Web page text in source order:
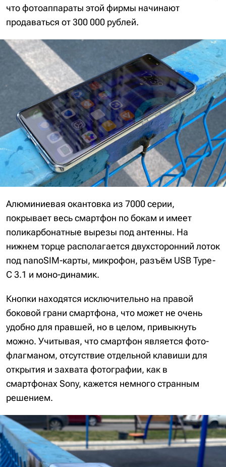
что фотоаппараты этой фирмы начинают
продаваться от 300 000 рублей.
Алюминиевая окантовка из 7000 серии,
покрывает весь смартфон по бокам и имеет
поликарбонатные вырезы под антенны. На
нижнем торце располагается двухсторонний лоток
под nanoSIM-карты, микрофон, разъём USB Type-
C 3.1 и моно-динамик.
Кнопки находятся исключительно на правой
боковой грани смартфона, что может не очень
удобно для правшей, но в целом, привыкнуть
можно. Учитывая, что смартфон является фото-
флагманом, отсутствие отдельной клавиши для
открытия и захвата фотографии, как в
смартфонах Sony, кажется немного странным
решением.